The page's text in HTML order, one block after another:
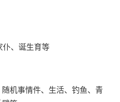
仆、诞生育等
机事情件、生活、钓鱼、青